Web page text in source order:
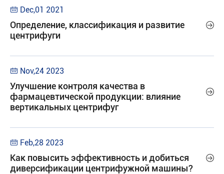
 Dec,01 2021
Определение, классификация и развитие
центрифуги

 Nov,24 2023
Улучшение контроля качества в
фармацевтической продукции: влияние
вертикальных центрифуг

 Feb,28 2023
Как повысить эффективность и добиться
диверсификации центрифужной машины?
